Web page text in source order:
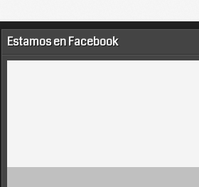
Estamos en Facebook